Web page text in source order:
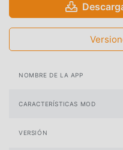
NOMBRE DE LA APP
CARACTERÍSTICAS MOD
VERSIÓN